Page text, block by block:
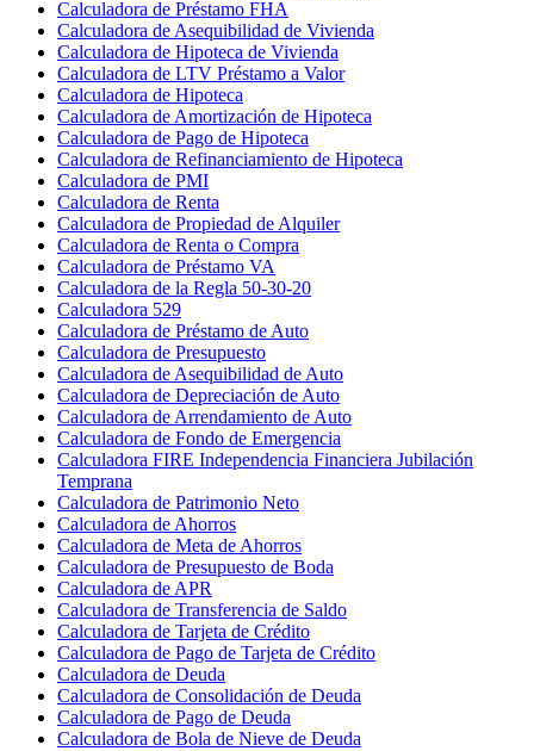
Calculadora de Préstamo FHA
Calculadora de Asequibilidad de Vivienda
Calculadora de Hipoteca de Vivienda
Calculadora de LTV Préstamo a Valor
Calculadora de Hipoteca
Calculadora de Amortización de Hipoteca
Calculadora de Pago de Hipoteca
Calculadora de Refinanciamiento de Hipoteca
Calculadora de PMI
Calculadora de Renta
Calculadora de Propiedad de Alquiler
Calculadora de Renta o Compra
Calculadora de Préstamo VA
Calculadora de la Regla 50-30-20
Calculadora 529
Calculadora de Préstamo de Auto
Calculadora de Presupuesto
Calculadora de Asequibilidad de Auto
Calculadora de Depreciación de Auto
Calculadora de Arrendamiento de Auto
Calculadora de Fondo de Emergencia
Calculadora FIRE Independencia Financiera Jubilación
Temprana
Calculadora de Patrimonio Neto
Calculadora de Ahorros
Calculadora de Meta de Ahorros
Calculadora de Presupuesto de Boda
Calculadora de APR
Calculadora de Transferencia de Saldo
Calculadora de Tarjeta de Crédito
Calculadora de Pago de Tarjeta de Crédito
Calculadora de Deuda
Calculadora de Consolidación de Deuda
Calculadora de Pago de Deuda
Calculadora de Bola de Nieve de Deuda